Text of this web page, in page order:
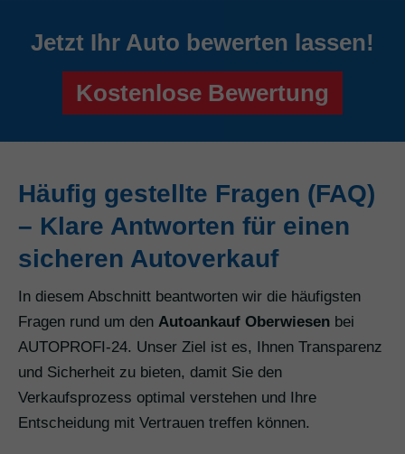
Jetzt Ihr Auto bewerten lassen!
Kostenlose Bewertung
Häufig gestellte Fragen (FAQ)
– Klare Antworten für einen
sicheren Autoverkauf
In diesem Abschnitt beantworten wir die häufigsten
Fragen rund um den Autoankauf Oberwiesen bei
AUTOPROFI-24. Unser Ziel ist es, Ihnen Transparenz
und Sicherheit zu bieten, damit Sie den
Verkaufsprozess optimal verstehen und Ihre
Entscheidung mit Vertrauen treffen können.